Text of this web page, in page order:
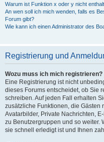
Warum ist Funktion x oder y nicht
An wen soll ich mich wenden, falls es
Forum gibt?
Wie kann ich einen Administrator des
Registrierung und
Wozu muss ich mich registrieren?
Eine Registrierung ist nicht
dieses Forums entscheidet, ob Sie
schreiben. Auf jeden Fall erhalten
zusätzliche Funktionen, die Gästen
Avatarbilder, Private Nachrichten,
zu Benutzergruppen und so weiter.
sie schnell erledigt ist und Ihnen